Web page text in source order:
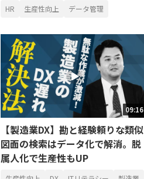
HR 生産性向上 データ管理
09:16
【製造業DX】勘と経験頼りな類似
図面の検索はデータ化で解消。脱
属人化で生産性もUP